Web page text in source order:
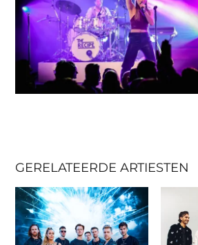
GERELATEERDE ARTIESTEN